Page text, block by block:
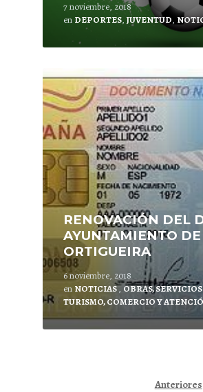
7 noviembre, 2018
en DEPORTES, JUVENTUD,
RENOVACIÓN DEL
AYUNTAMIENTO DE
ORTIGUEIRA
6 noviembre, 2018
en NOTICIAS, OBRAS,
TURISMO, COMERCIO Y
Lee
mas
Anteriores